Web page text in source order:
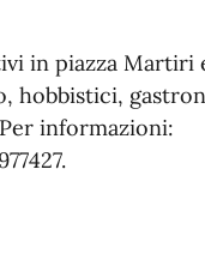
in piazza Martiri
hobbistici,
informazioni: